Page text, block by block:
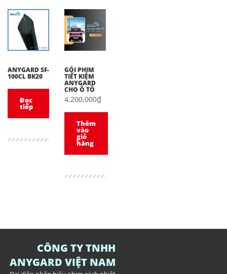
ANYGARD SF-
100CL BK20
Đọc
tiếp
GÓI PHIM
TIẾT KIỆM
ANYGARD
CHO Ô TÔ
4,200,000₫
Thêm
vào
giỏ
hàng
CÔNG TY TNHH
ANYGARD VIỆT NAM